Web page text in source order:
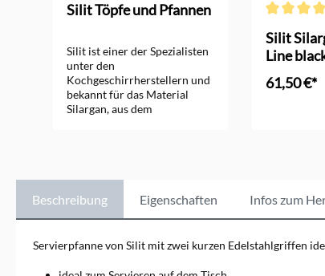
Silit Töpfe und Pfannen
Silit ist einer der Spezialisten
unter den
Kochgeschirrherstellern und
bekannt für das Material
Silargan, aus dem
sind die hohe Stoß- und
Kratzfestigkeit, eine
nickelfreie,
geschmacksneutrale
Oberfläche und optimale
Wärmeleitung. Das Material
Silit
Line
61,50 €*
Beschreibung Eigenschaften Infos zum
Servierpfanne von Silit mit zwei kurzen Edelstahlgriffen